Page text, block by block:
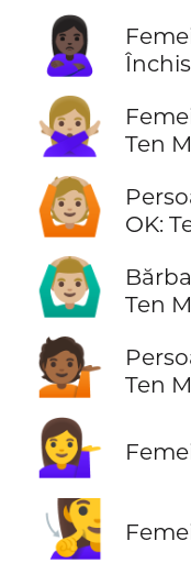
🙎🏿‍♀️
Închis
🙅🏼‍♀️
Ten
🙆🏼
OK:
🙆🏼‍♂️
Ten
💁🏾
Ten
💁‍♀️
🧏‍♀️